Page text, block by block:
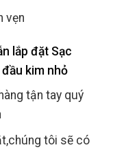
vẹn
lắp đặt Sạc
kim nhỏ
tận tay quý
tôi sẽ có